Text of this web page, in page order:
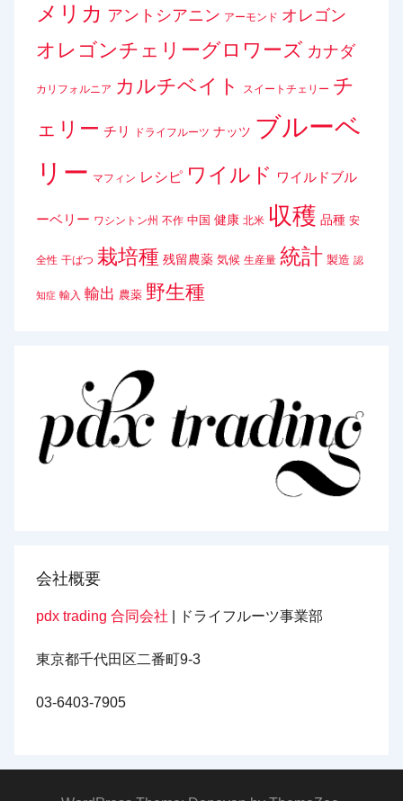
メリカ アントシアニン アーモンド オレゴン
オレゴンチェリーグロワーズ カナダ
カリフォルニア カルチベイト スイートチェリー チ
ェリー チリ ドライフルーツ ナッツ ブルーベ
リー マフィン レシピ ワイルド ワイルドブル
ーベリー ワシントン州 不作 中国 健康 北米 収穫 品種 安
全性 干ばつ 栽培種 残留農薬 気候 生産量 統計 製造 認
知症 輸入 輸出 農薬 野生種
会社概要
pdx trading 合同会社 | ドライフルーツ事業部
東京都千代田区二番町9-3
03-6403-7905